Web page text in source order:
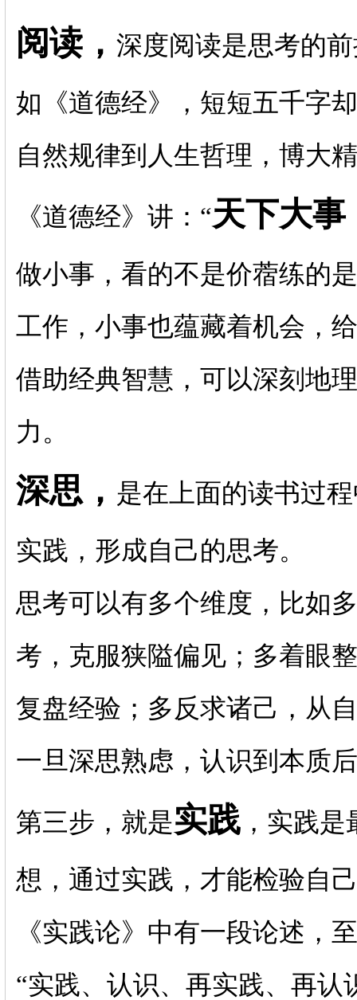
阅读， 深度阅读是思考的
如《道德经》，短短五千字
自然规律到人生哲理，博大
《道德经》讲：“天下大事
做小事，看的不是价蓿练的
工作，小事也蕴藏着机会，
借助经典智慧，可以深刻地
力。
深思， 是在上面的读书过
实践，形成自己的思考。
思考可以有多个维度，比如
考，克服狭隘偏见；多着眼
复盘经验；多反求诸己，从
一旦深思熟虑，认识到本质
第三步，就是实践，实践是
想，通过实践，才能检验自
《实践论》中有一段论述，
“实践、认识、再实践、再